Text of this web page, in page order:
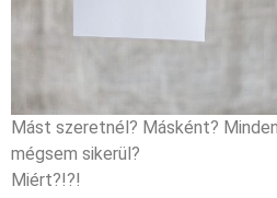
Mást szeretnél? Másként?
mégsem sikerül?
Miért?!?!